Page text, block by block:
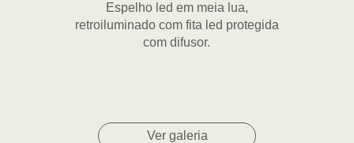
Espelho led em meia lua,
retroiluminado com fita led protegida
com difusor.
Ver galeria